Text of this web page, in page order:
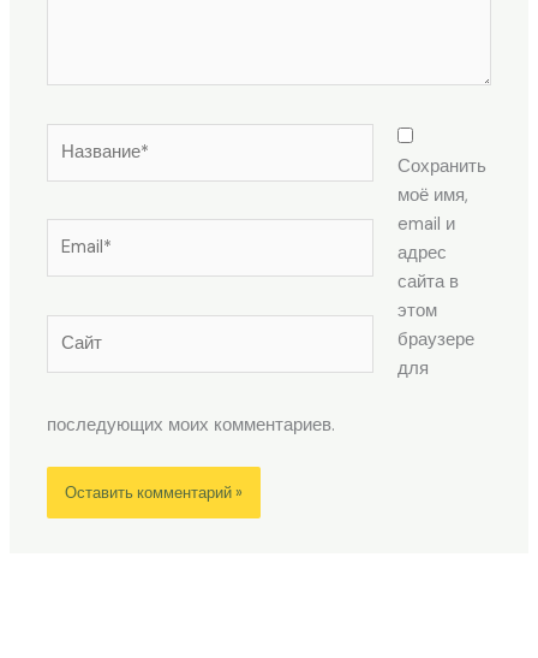
Сохранить
моё имя,
email и
адрес
сайта в
этом
браузере
для
последующих моих комментариев.